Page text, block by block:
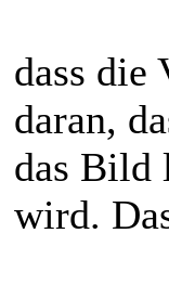
dass die
daran,
das Bild
wird.